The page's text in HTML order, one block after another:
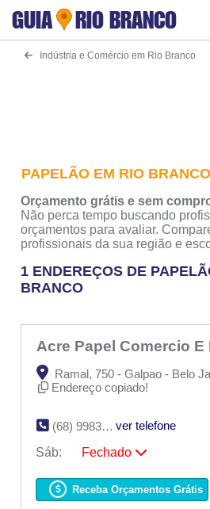
GUIA RIO BRANCO
Indústria e Comércio em Rio Branco
PAPELÃO EM RIO BRANCO
Orçamento grátis e sem
Não perca tempo buscando
orçamentos para avaliar.
profissionais da sua região e
1 ENDEREÇOS DE
BRANCO
Acre Papel Comercio E
Ramal, 750 - Galpao - Belo
Endereço copiado!
(68) 9983-5862
ver telefone
Sáb:
Fechado
Ter:
09:00 - 18:00
Qua:
09:00 - 18:00
Receba Orçamentos Grátis